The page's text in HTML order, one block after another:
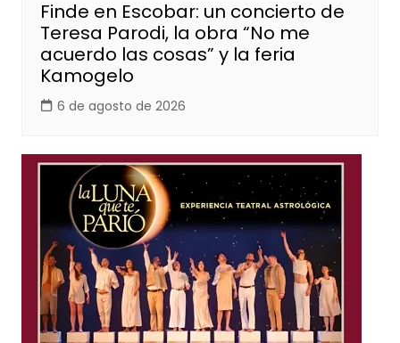
Finde en Escobar: un concierto de
Teresa Parodi, la obra “No me
acuerdo las cosas” y la feria
Kamogelo
6 de agosto de 2026